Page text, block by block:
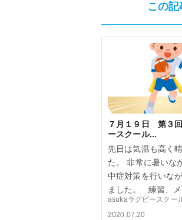
この
７月１９日 第３
ースクール...
先日は気温も高く
た。 非常に暑いな
中症対策を行いな
ました。 練習、
asukaラグビースクー
2020.07.20